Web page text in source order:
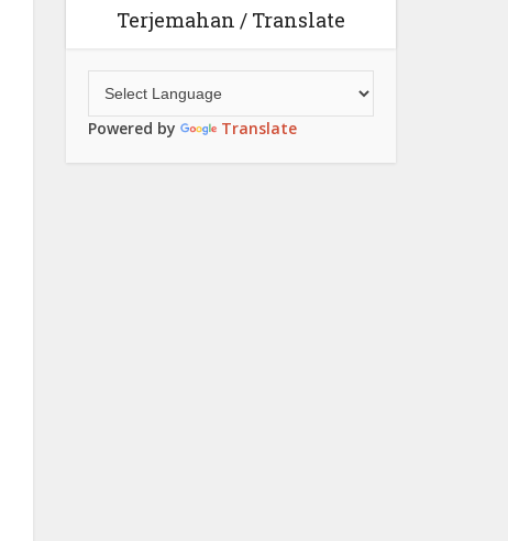
Terjemahan / Translate
Powered by Translate